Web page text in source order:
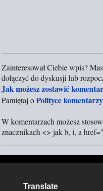
P
r
z
e
i
k
Zainteresował Ciebie wpis?
dołączyć do dyskusji lub
Jak możesz zostawić
Pamiętaj oPolityce komentarzy
W komentarzach możesz
znacznikach <> jak b, i, a
Translate